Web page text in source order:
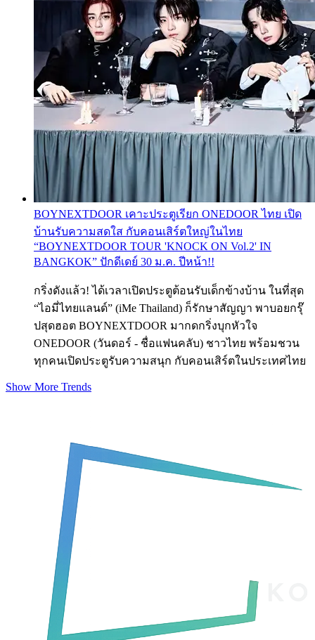
BOYNEXTDOOR เคาะประตูเรียก ONEDOOR ไทย เปิด
บ้านรับความสดใส กับคอนเสิร์ตใหญ่ในไทย
“BOYNEXTDOOR TOUR 'KNOCK ON Vol.2' IN
BANGKOK” ปักดีเดย์ 30 ม.ค. ปีหน้า!!
กริ่งดังแล้ว! ได้เวลาเปิดประตูต้อนรับเด็กข้างบ้าน ในที่สุด
“ไอมี่ไทยแลนด์” (iMe Thailand) ก็รักษาสัญญา พาบอยกรุ๊
ปสุดฮอต BOYNEXTDOOR มากดกริ่งบุกหัวใจ
ONEDOOR (วันดอร์ - ชื่อแฟนคลับ) ชาวไทย พร้อมชวน
ทุกคนเปิดประตูรับความสนุก กับคอนเสิร์ตในประเทศไทย
Show More Trends